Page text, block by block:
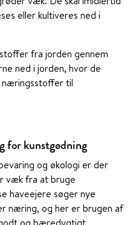
eller kultiveres ned i
fra jorden gennem
ned i jorden, hvor de
næringsstoffer til
for kunstgødning
og økologi er der
væk fra at bruge
haveejere søger nye
næring, og her er brugen af